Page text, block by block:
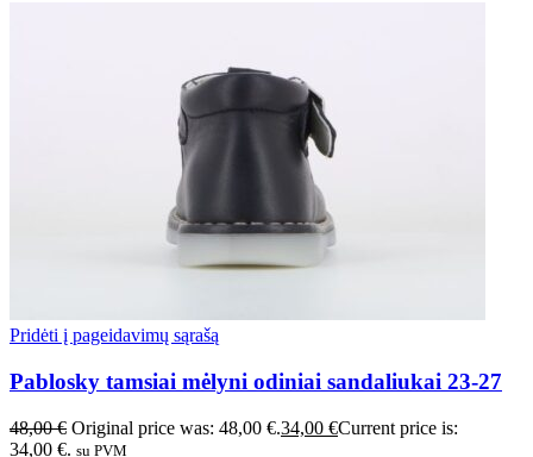
Pridėti į pageidavimų sąrašą
Pablosky tamsiai mėlyni odiniai sandaliukai 23-27
48,00€ Original price was: 48,00 €.34,00 €Current price is:
34,00 €. su PVM